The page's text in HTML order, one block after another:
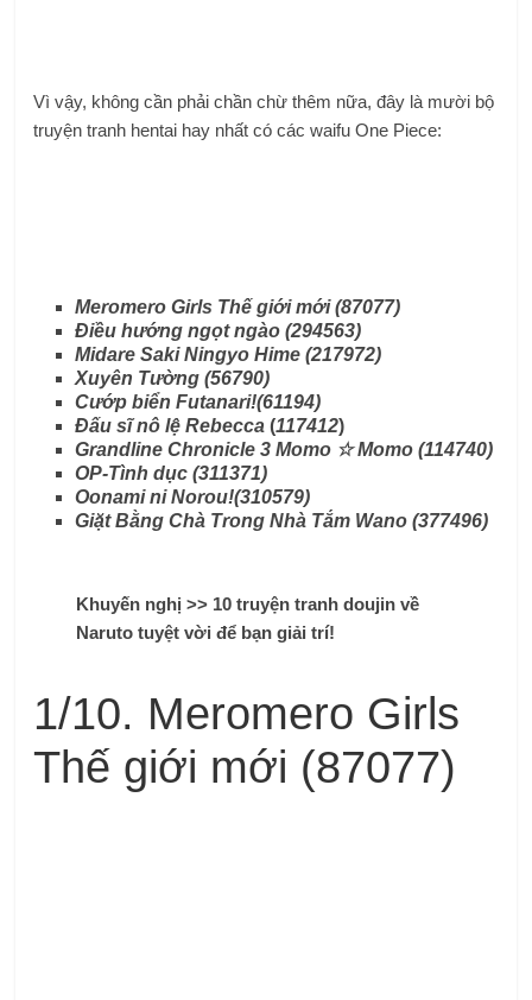
Vì vậy, không cần phải chần chừ thêm nữa, đây là mười bộ
truyện tranh hentai hay nhất có các waifu One Piece:
Meromero Girls Thế giới mới (87077)
Điều hướng ngọt ngào (294563)
Midare Saki Ningyo Hime (217972)
Xuyên Tường (56790)
Cướp biển Futanari!(61194)
Đấu sĩ nô lệ Rebecca (117412)
Grandline Chronicle 3 Momo ☆ Momo (114740)
OP-Tình dục (311371)
Oonami ni Norou!(310579)
Giặt Bằng Chà Trong Nhà Tắm Wano (377496)
Khuyến nghị >> 10 truyện tranh doujin về
Naruto tuyệt vời để bạn giải trí!
1/10. Meromero Girls
Thế giới mới (87077)